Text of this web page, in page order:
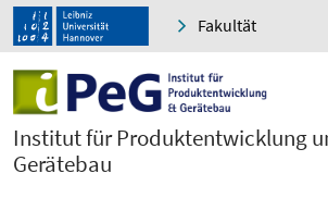
Fakultät
Institut für Produktentwicklung
Gerätebau